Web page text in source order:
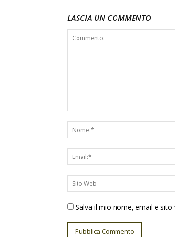
LASCIA UN COMMENTO
Salva il mio nome, email e